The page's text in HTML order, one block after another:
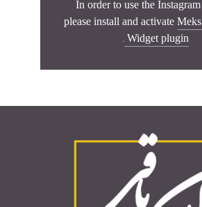
In order to use the
please install and activate
Widget plugin
.